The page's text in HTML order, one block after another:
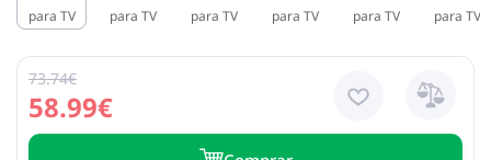
58.99€
73.74€